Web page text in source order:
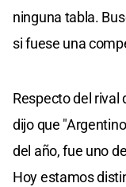
ninguna tabla.
si fuese una
Respecto del rival
dijo que
del año, fue uno
Hoy estamos